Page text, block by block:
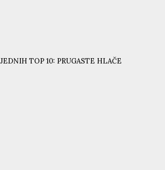
TOP 10: PRUGASTE HLAČE